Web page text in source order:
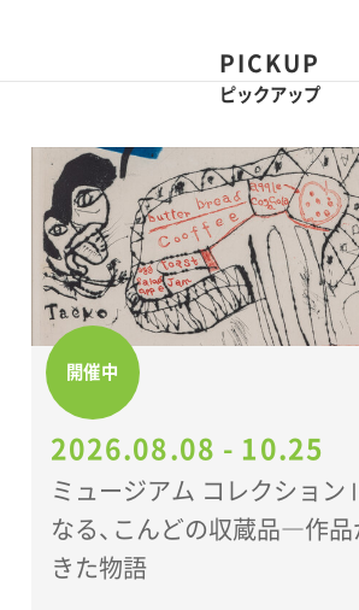
PICKUP
ピックアップ
開催中
2026.08.08 - 10.25
ミュージアム コレクションⅡ
なる、こんどの収蔵品―作品
きた物語